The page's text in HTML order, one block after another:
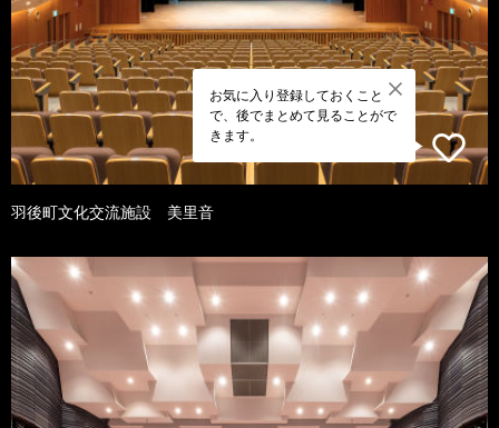
お気に入り登録しておくこと
で、後でまとめて見ることがで
きます。
羽後町文化交流施設 美里音